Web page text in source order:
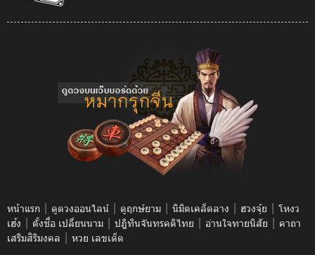
หน้าแรก | ดูดวงออนไลน์ | ดูฤกษ์ยาม | นิมิตเคล็ดลาง | ฮวงจุ้ย | โหงว
เฮ้ง | ตั้งชื่อ เปลี่ยนนาม | ปฎิทินจันทรคติไทย | อ่านใจทายนิสัย | คาถา
เสริมสิริมงคล | หวย เลขเด็ด